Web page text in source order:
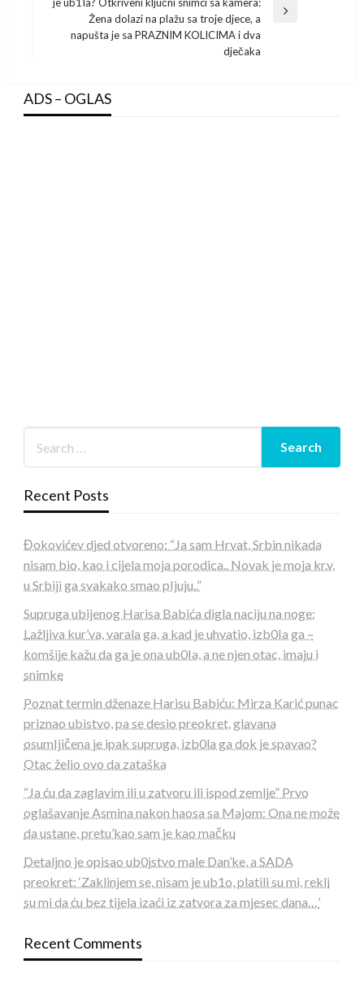
je ub1Ia? Otkriveni ključni snimci sa kamera:
Žena dolazi na plažu sa troje djece, a
napušta je sa PRAZNIM KOLICIMA i dva
dječaka
ADS – OGLAS
Recent Posts
Đokovićev djed otvoreno: “Ja sam Hrvat, Srbin nikada
nisam bio, kao i cijela moja porodica.. Novak je moja kr.v,
u Srbiji ga svakako smao pIjuju..”
Supruga ubijenog Harisa Babića digla naciju na noge:
Lažljiva kur’va, varala ga, a kad je uhvatio, izb0Ia ga –
komšije kažu da ga je ona ub0Ia, a ne njen otac, imaju i
snimke
Poznat termin dženaze Harisu Babiću: Mirza Karić punac
priznao ubistvo, pa se desio preokret, glavana
osumIjičena je ipak supruga, izb0la ga dok je spavao?
Otac želio ovo da zataška
“Ja ću da zaglavim ili u zatvoru ili ispod zemlje” Prvo
oglašavanje Asmina nakon haosa sa Majom: Ona ne može
da ustane, pretu’kao sam je kao mačku
Detaljno je opisao ub0jstvo male Dan’ke, a SADA
preokret: ‘Zaklinjem se, nisam je ub1o, platili su mi, rekli
su mi da ću bez tijela izaći iz zatvora za mjesec dana…’
Recent Comments